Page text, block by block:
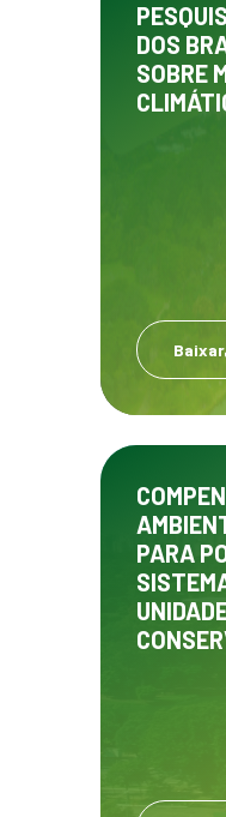
DOS
SOBRE
Baixar
PARA